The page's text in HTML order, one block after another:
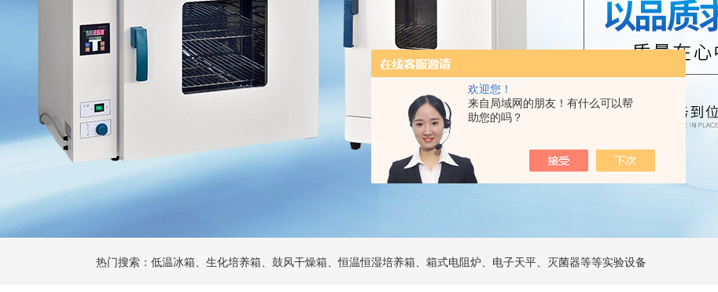
欢迎您！
来自局域网的朋友！有什么可以帮
助您的吗？
热门搜索：低温冰箱、生化培养箱、鼓风干燥箱、恒温恒湿培养箱、箱式电阻炉、电子天平、灭菌器等等实验设备